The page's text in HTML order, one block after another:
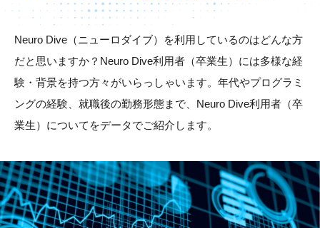
Neuro Dive（ニューロダイブ）を利用しているのはどんな方
だと思いますか？Neuro Dive利用者（卒業生）には多様な経
験・背景を持つ方々がいらっしゃいます。年代やプログラミ
ングの経験、就職後の勤務形態まで、Neuro Dive利用者（卒
業生）についてをデータでご紹介します。